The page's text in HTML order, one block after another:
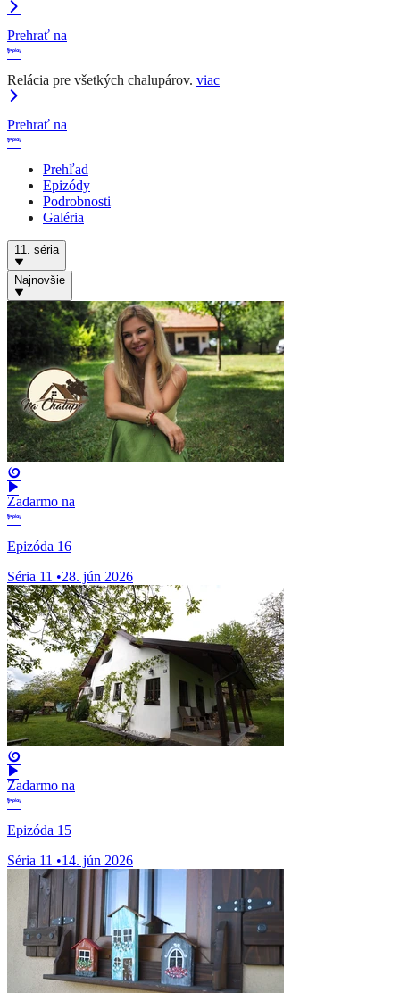
Prehrať na
Relácia pre všetkých chalupárov. viac
Prehrať na
Prehľad
Epizódy
Podrobnosti
Galéria
11. séria
Najnovšie
Zadarmo na
Epizóda 16
Séria 11 •28. jún 2026
Zadarmo na
Epizóda 15
Séria 11 •14. jún 2026